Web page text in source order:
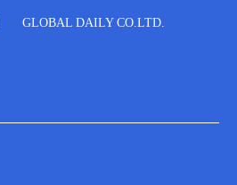
GLOBAL DAILY CO.LTD.